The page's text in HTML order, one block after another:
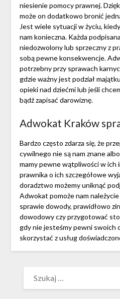
niesienie pomocy prawnej.
może on dodatkowo bronić
Jest wiele sytuacji w życiu,
nam konieczna. Każda
niedozwolony lub sprzeczny z
sobą pewne konsekwencje.
potrzebny przy sprawach
gdzie ważny jest podział
opieki nad dziećmi lub jeśli
bądź zapisać darowiznę.
Adwokat Kraków
Bardzo często zdarza się, że
cywilnego nie są nam znane
mamy pewne wątpliwości w
prawnika o ich szczegółowe
doradztwo możemy uniknąć
Adwokat pomoże nam
sprawie dowody, prawidłowo
dowodowy czy przygotować
gdy nie jesteśmy pewni swoich
skorzystać z usług